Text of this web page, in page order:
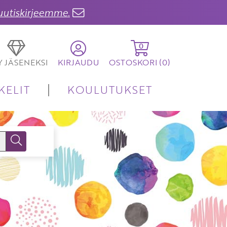
JÄSENEKSI KIRJAUDU
0
OSTOSKORI (0)
KOULUTUKSET